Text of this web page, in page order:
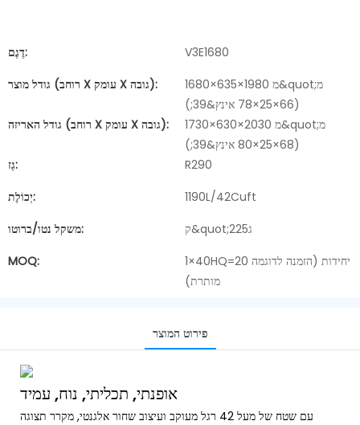
דֶגֶם:
V3E1680
גודל מוצר (רוחב X עומק X גובה):
1680×635×1980 מ&quot;מ
(66×25×78 אינץ&39;)
גודל האריזה (רוחב X עומק X גובה):
1730×630×2030 מ&quot;מ
(68×25×80 אינץ&39;)
גַז:
R290
יְכוֹלֶת:
1190L/42Cuft
משקל נטו/ברוטו:
ק&quot;ג225
MOQ:
1×40HQ=20 יחידות (הזמנה לדוגמה
מותרת)
פירוט המוצר
אופנתי, תכליתי, נוח, עמיד
עם שטח של מעל 42 רגל מעוקב ועיצוב שחור אלגנטי, מקרר תצוגה